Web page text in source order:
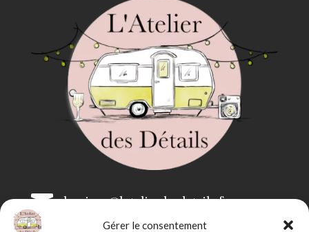
Gérer le consentement
 bonjour@latelierdesdetails.fr